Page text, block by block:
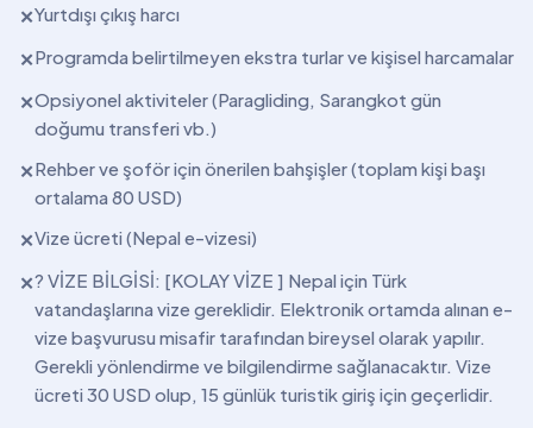
✕Yurtdışı çıkış harcı
✕Programda belirtilmeyen ekstra turlar ve kişisel harcamalar
✕Opsiyonel aktiviteler (Paragliding, Sarangkot gün
doğumu transferi vb.)
✕Rehber ve şoför için önerilen bahşişler (toplam kişi başı
ortalama 80 USD)
✕Vize ücreti (Nepal e-vizesi)
✕? VİZE BİLGİSİ: [KOLAY VİZE ] Nepal için Türk
vatandaşlarına vize gereklidir. Elektronik ortamda alınan e-
vize başvurusu misafir tarafından bireysel olarak yapılır.
Gerekli yönlendirme ve bilgilendirme sağlanacaktır. Vize
ücreti 30 USD olup, 15 günlük turistik giriş için geçerlidir.